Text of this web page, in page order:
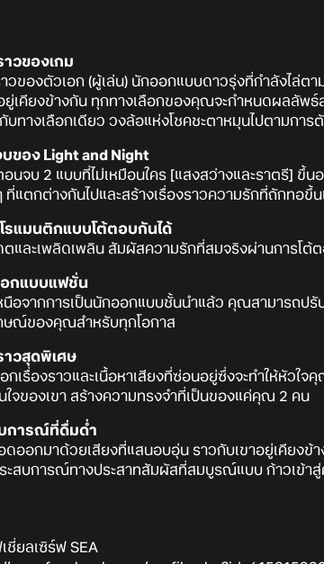
าวของเกม
าวของตัวเอก (ผู้เล่น) นักออกแบบดาวรุ่งที่กำลังไล่
ยู่เคียงข้างกัน ทุกทางเลือกของคุณจะกำหนดผลลัพ
บทางเลือกเดียว วงล้อแห่งโชคชะตาหมุนไปตามกา
ของ Light and Night
อนจบ 2 แบบที่ไม่เหมือนใคร [แสงสว่างและราตรี]
ที่แตกต่างกันไปและสร้างเรื่องราวความรักที่ถักทอขึ้
รแมนติกแบบโต้ตอบกันได้
ตและเพลิดเพลิน สัมผัสความรักที่สมจริงผ่านการโต้
กแบบแฟชั่น
นือจากการเป็นนักออกแบบชั้นนำแล้ว คุณสามารถปรั
ษณ์ของคุณสำหรับทุกโอกาส
าวสุดพิเศษ
กเรื่องราวและเนื้อหาเสียงที่ซ่อนอยู่ซึ่งจะทำให้หัว
ใจของเขา สร้างความทรงจำที่เป็นของแค่คุณ 2 คน
การณ์ที่ดื่มด่ำ
ดออกมาด้วยเสียงที่แสนอบอุ่น ราวกับเขาอยู่เคียง
ะสบการณ์ทางประสาทสัมผัสที่สมบูรณ์แบบ ก้าวเข้าสู่
ชี่ยลเซิร์ฟ SEA